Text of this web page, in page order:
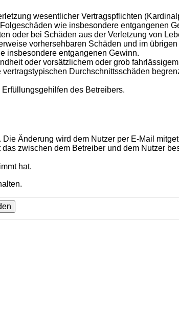
wesentlicher Vertragspflichten
wie insbesondere entgangenen
oder bei Schäden aus der Verletzung von
vorhersehbaren Schäden und im
insbesondere entgangenen Gewinn.
oder vorsätzlichem oder grob
Durchschnittsschäden
des Betreibers.
Änderung wird dem Nutzer per E-Mail
zwischen dem Betreiber und dem Nutzer
hat.